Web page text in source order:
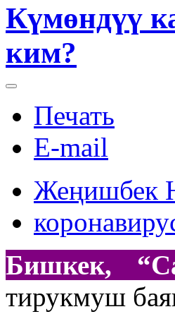
Күмөндүү
ким?
Печать
E-mail
Жеңишбек
Бишкек,
тирукмуш